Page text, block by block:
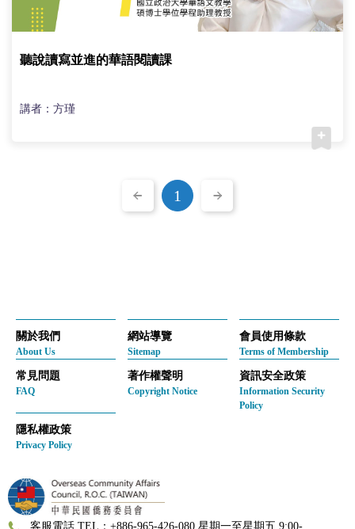
員
會聽說讀寫並進的華語閱讀課
講者：方瑾
1
關於我們
About Us
網站導覽
Sitemap
會員使用條款
Terms of Membership
常見問題
FAQ
著作權聲明
Copyright Notice
資訊安全政策
Information Security
Policy
隱私權政策
Privacy Policy
客服電話 TEL：+886-965-426-080 星期一至星期五 9:00-